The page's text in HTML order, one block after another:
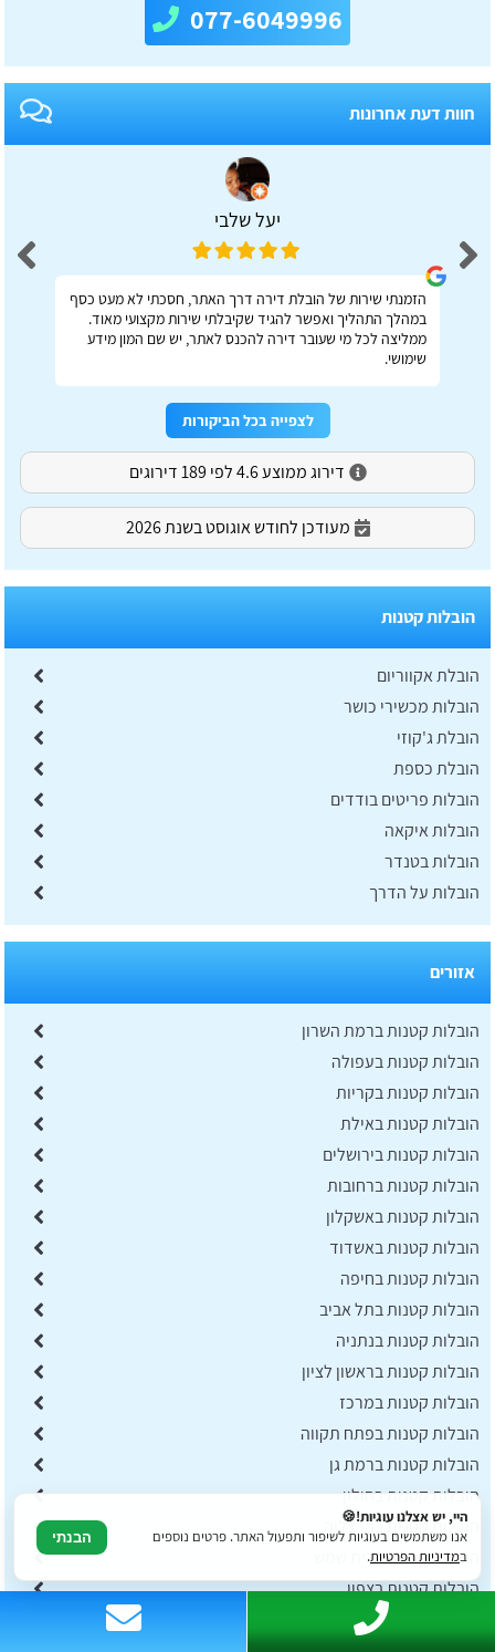
077-6049996
חוות דעת אחרונות
יעל שלבי
הזמנתי שירות של הובלת דירה דרך האתר, חסכתי לא מעט כסף
במהלך התהליך ואפשר להגיד שקיבלתי שירות מקצועי מאוד.
ממליצה לכל מי שעובר דירה להכנס לאתר, יש שם המון מידע
שימושי.
לצפייה בכל הביקורות
דירוג ממוצע 4.6 לפי 189 דירוגים
מעודכן לחודש אוגוסט בשנת 2026
הובלות קטנות
הובלת אקווריום
הובלות מכשירי כושר
הובלת ג'קוזי
הובלת כספת
הובלות פריטים בודדים
הובלות איקאה
הובלות בטנדר
הובלות על הדרך
אזורים
הובלות קטנות ברמת השרון
הובלות קטנות בעפולה
הובלות קטנות בקריות
הובלות קטנות באילת
הובלות קטנות בירושלים
הובלות קטנות ברחובות
הובלות קטנות באשקלון
הובלות קטנות באשדוד
הובלות קטנות בחיפה
הובלות קטנות בתל אביב
הובלות קטנות בנתניה
הובלות קטנות בראשון לציון
הובלות קטנות במרכז
הובלות קטנות בפתח תקווה
הובלות קטנות ברמת גן
הובלות קטנות בחולון
הובלות קטנות בהרצליה
הובלות קטנות בבית שמש
הובלות קטנות בצפון
הובלות קטנות בכפר סבא
היי, יש אצלנו עוגיות!🍪
אנו משתמשים בעוגיות לשיפור ותפעול האתר. פרטים נוספים
במדיניות הפרטיות.
הבנתי